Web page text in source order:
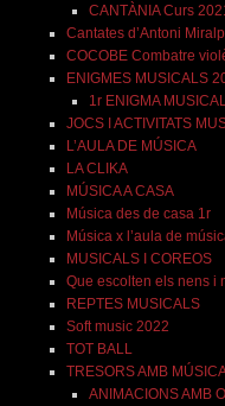
CANTÀNIA Curs
Cantates d’Antoni
COCOBE Combatre
ENIGMES MUSICALS
1r ENIGMA MUSICAL
JOCS I ACTIVITATS
L’AULA DE MÚSICA
LA CLIKA
MÚSICA A CASA
Música des de casa 1r
Música x l’aula de
MUSICALS I COREOS
Que escolten els nens i
REPTES MUSICALS
Soft music 2022
TOT BALL
TRESORS AMB
ANIMACIONS AMB